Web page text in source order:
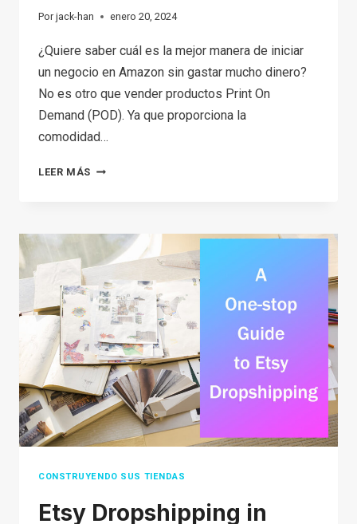
Por jack-han enero 20, 2024
¿Quiere saber cuál es la mejor manera de iniciar
un negocio en Amazon sin gastar mucho dinero?
No es otro que vender productos Print On
Demand (POD). Ya que proporciona la
comodidad…
LEER MÁS HOW
YOUR
AMAZON
PRINT
ON
DEMAND
BUSINESS
IN
2026?
CONSTRUYENDO SUS TIENDAS
Etsy Dropshipping in